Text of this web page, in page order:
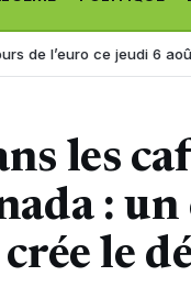
ce jeudi 6 août Souad
les
:
le